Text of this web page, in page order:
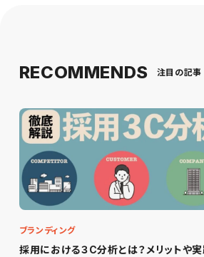
RECOMMENDS 注目の記事
採用における３C分析とは？メリットや
ブランディング